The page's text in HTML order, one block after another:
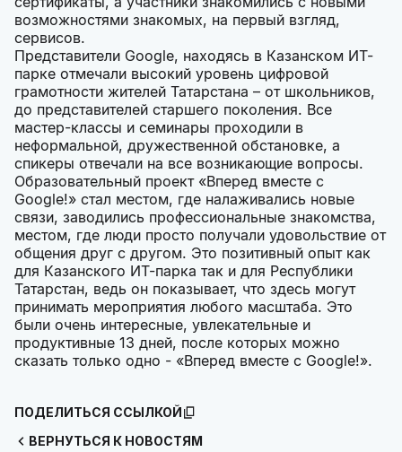
возможностями знакомых, на первый взгляд,
сервисов.
Представители Google, находясь в Казанском ИТ-
парке отмечали высокий уровень цифровой
грамотности жителей Татарстана – от школьников,
до представителей старшего поколения. Все
мастер-классы и семинары проходили в
неформальной, дружественной обстановке, а
спикеры отвечали на все возникающие вопросы.
Образовательный проект «Вперед вместе с
Google!» стал местом, где налаживались новые
связи, заводились профессиональные знакомства,
местом, где люди просто получали удовольствие от
общения друг с другом. Это позитивный опыт как
для Казанского ИТ-парка так и для Республики
Татарстан, ведь он показывает, что здесь могут
принимать мероприятия любого масштаба. Это
были очень интересные, увлекательные и
продуктивные 13 дней, после которых можно
сказать только одно - «Вперед вместе с Google!».
ВЕРНУТЬСЯ К НОВОСТЯМ
ПОДЕЛИТЬСЯ ССЫЛКОЙ